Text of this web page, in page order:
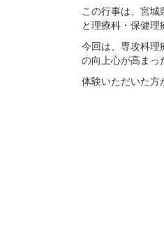
この行事は、宮
と理療科・保健理
今回は、専攻科理
の向上心が高まっ
体験いただいた方